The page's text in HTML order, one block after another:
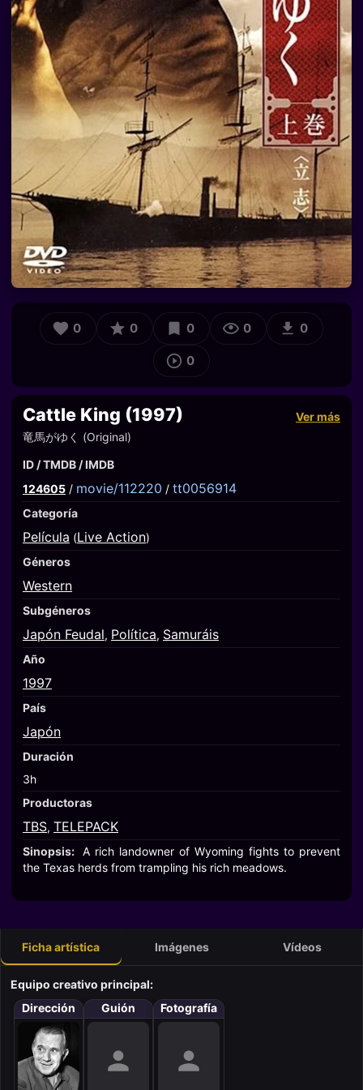
0 0 0 0 0
0
Cattle King (1997)
Ver más
竜馬がゆく (Original)
ID / TMDB / IMDB
124605 / movie/112220 / tt0056914
Categoría
Película (Live Action)
Géneros
Western
Subgéneros
Japón Feudal, Política, Samuráis
Año
1997
País
Japón
Duración
3h
Productoras
TBS, TELEPACK
Sinopsis: A rich landowner of Wyoming fights to prevent
the Texas herds from trampling his rich meadows.
Ficha artística Imágenes Vídeos
Equipo creativo principal:
Dirección
Guión Fotografía